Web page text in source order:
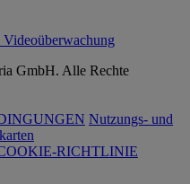
GmbH. Alle Rechte
Nutzungs- und
RICHTLINIE